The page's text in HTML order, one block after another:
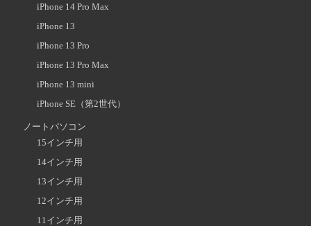
iPhone 14 Pro Max
iPhone 13
iPhone 13 Pro
iPhone 13 Pro Max
iPhone 13 mini
iPhone SE（第2世代）
ノートパソコン
15インチ用
14インチ用
13インチ用
12インチ用
11インチ用